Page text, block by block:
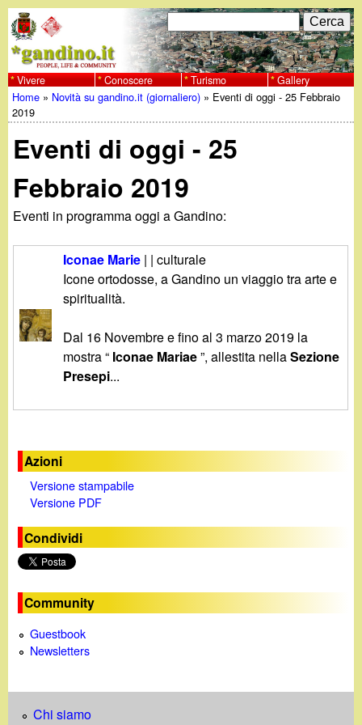
al
contenuto
principale
w
w
w
.
g
n
i
n
o
F
o
r
m
d
i
r
i
c
r
a
C
e
r
c
a
Vivere Conoscere Turismo Gallery
Tu
sei
qui
Home » Novità su gandino.it (giornaliero) » Eventi di oggi - 25 Febbraio
2019
Eventi di oggi - 25
Febbraio 2019
Eventi in programma oggi a Gandino:
Iconae Marie | | culturale
Icone ortodosse, a Gandino un viaggio tra arte e
spiritualità.
Dal 16 Novembre e fino al 3 marzo 2019 la
mostra “ Iconae Mariae”, allestita nellaSezione
Presepi...
Azioni
Versione stampabile
Versione PDF
Condividi
Community
Guestbook
Newsletters
Chi siamo